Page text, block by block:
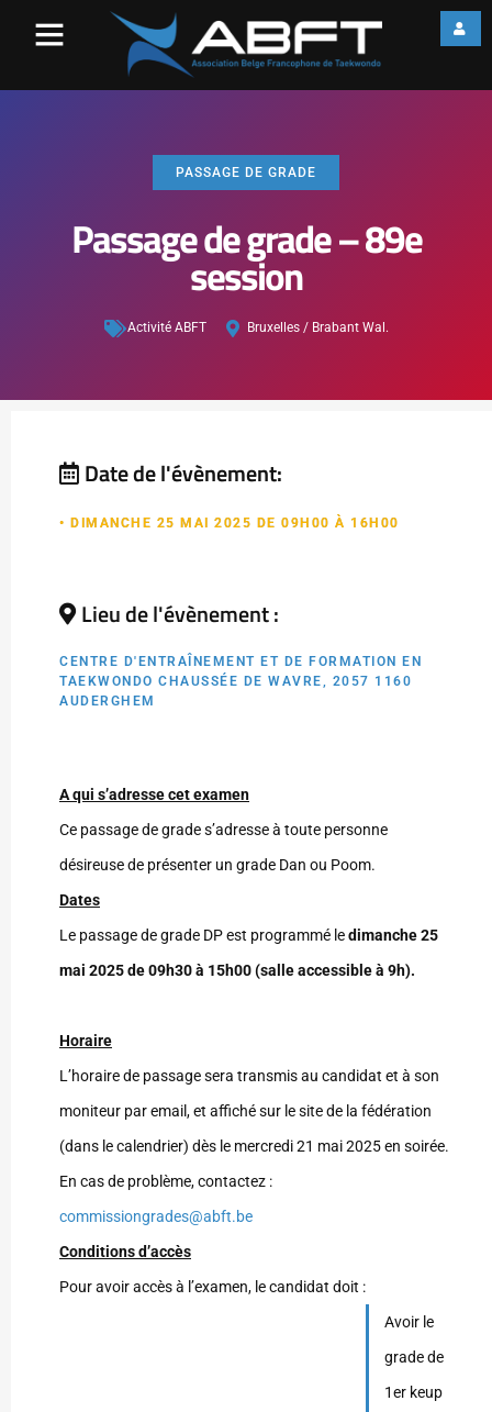
PASSAGE DE GRADE
Passage de grade – 89e
session
Activité ABFT Bruxelles / Brabant Wal.
Date de l'évènement:
• DIMANCHE 25 MAI 2025 DE 09H00 À 16H00
Lieu de l'évènement :
CENTRE D'ENTRAÎNEMENT ET DE FORMATION EN
TAEKWONDO CHAUSSÉE DE WAVRE, 2057 1160
AUDERGHEM
A qui s’adresse cet examen
Ce passage de grade s’adresse à toute personne
désireuse de présenter un grade Dan ou Poom.
Dates
Le passage de grade DP est programmé ledimanche 25
mai 2025 de 09h30 à 15h00 (salle accessible à 9h).
Horaire
L’horaire de passage sera transmis au candidat et à son
moniteur par email, et affiché sur le site de la fédération
(dans le calendrier) dès le mercredi 21 mai 2025 en soirée.
En cas de problème, contactez :
commissiongrades@abft.be
Conditions d’accès
Pour avoir accès à l’examen, le candidat doit :
Avoir le
grade de
1er keup